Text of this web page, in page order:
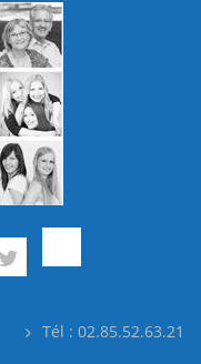
Tél : 02.85.52.63.21